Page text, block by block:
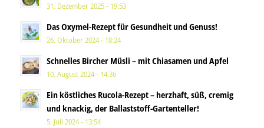
31. Dezember 2025 - 19:53
Das Oxymel-Rezept für Gesundheit und Genuss!
26. Oktober 2024 - 18:24
Schnelles Bircher Müsli – mit Chiasamen und Apfel
10. August 2024 - 14:36
Ein köstliches Rucola-Rezept – herzhaft, süß, cremig
und knackig, der Ballaststoff-Gartenteller!
5. Juli 2024 - 13:54